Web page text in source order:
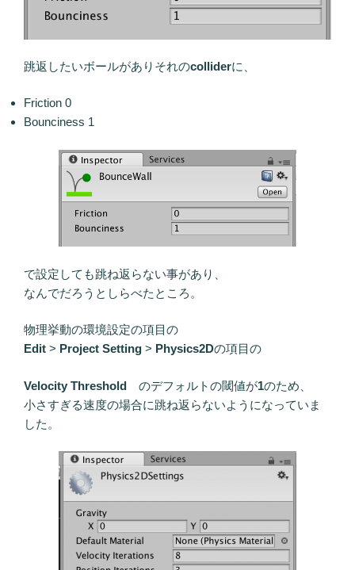
跳返したいボールがありそれのcolliderに、
Friction 0
Bounciness 1
で設定しても跳ね返らない事があり、
なんでだろうとしらべたところ。
物理挙動の環境設定の項目の
Edit > Project Setting > Physics2Dの項目の
Velocity Threshold のデフォルトの閾値が1のため、
小さすぎる速度の場合に跳ね返らないようになっていま
した。